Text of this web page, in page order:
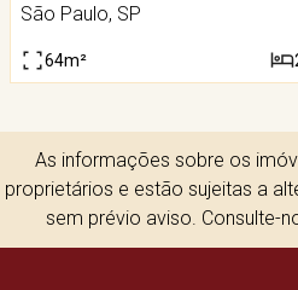
São Paulo, SP
64m²
As informações sobre os
proprietários e estão sujeitas a
sem prévio aviso. Consulte-